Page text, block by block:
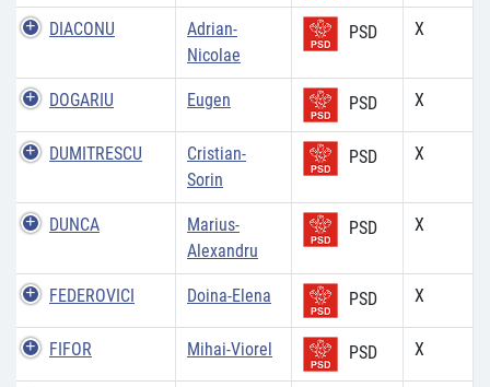
DIACONU
Adrian-
Nicolae
PSD X
DOGARIU Eugen PSD X
DUMITRESCU
Cristian-
Sorin
PSD X
DUNCA
Marius-
Alexandru
PSD X
FEDEROVICI Doina-Elena PSD X
FIFOR Mihai-Viorel PSD X